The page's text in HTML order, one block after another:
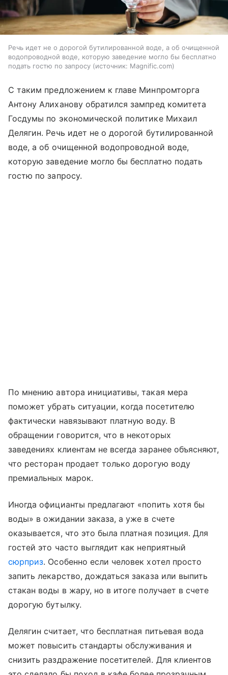
Речь идет не о дорогой бутилированной воде, а об очищенной
водопроводной воде, которую заведение могло бы бесплатно
подать гостю по запросу
источник: Magnific.com
С таким предложением к главе Минпромторга
Антону Алиханову обратился зампред комитета
Госдумы по экономической политике Михаил
Делягин. Речь идет не о дорогой бутилированной
воде, а об очищенной водопроводной воде,
которую заведение могло бы бесплатно подать
гостю по запросу.
По мнению автора инициативы, такая мера
поможет убрать ситуации, когда посетителю
фактически навязывают платную воду. В
обращении говорится, что в некоторых
заведениях клиентам не всегда заранее объясняют,
что ресторан продает только дорогую воду
премиальных марок.
Иногда официанты предлагают «попить хотя бы
воды» в ожидании заказа, а уже в счете
оказывается, что это была платная позиция. Для
гостей это часто выглядит как неприятный
сюрприз. Особенно если человек хотел просто
запить лекарство, дождаться заказа или выпить
стакан воды в жару, но в итоге получает в счете
дорогую бутылку.
Делягин считает, что бесплатная питьевая вода
может повысить стандарты обслуживания и
снизить раздражение посетителей. Для клиентов